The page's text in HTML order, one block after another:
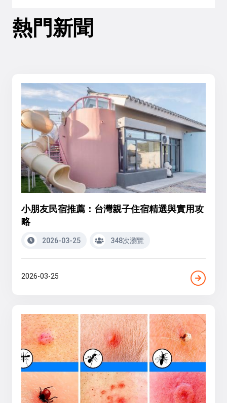
熱門新聞
小朋友民宿推薦：台灣親子住宿精選與實用攻
略
2026-03-25 348次瀏覽
2026-03-25